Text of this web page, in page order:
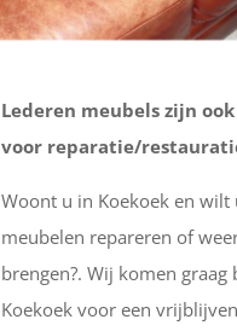
Lederen meubels zijn
voor reparatie/
Woont u in Koekoek en wilt
meubelen repareren of
brengen?. Wij komen graag
Koekoek voor een